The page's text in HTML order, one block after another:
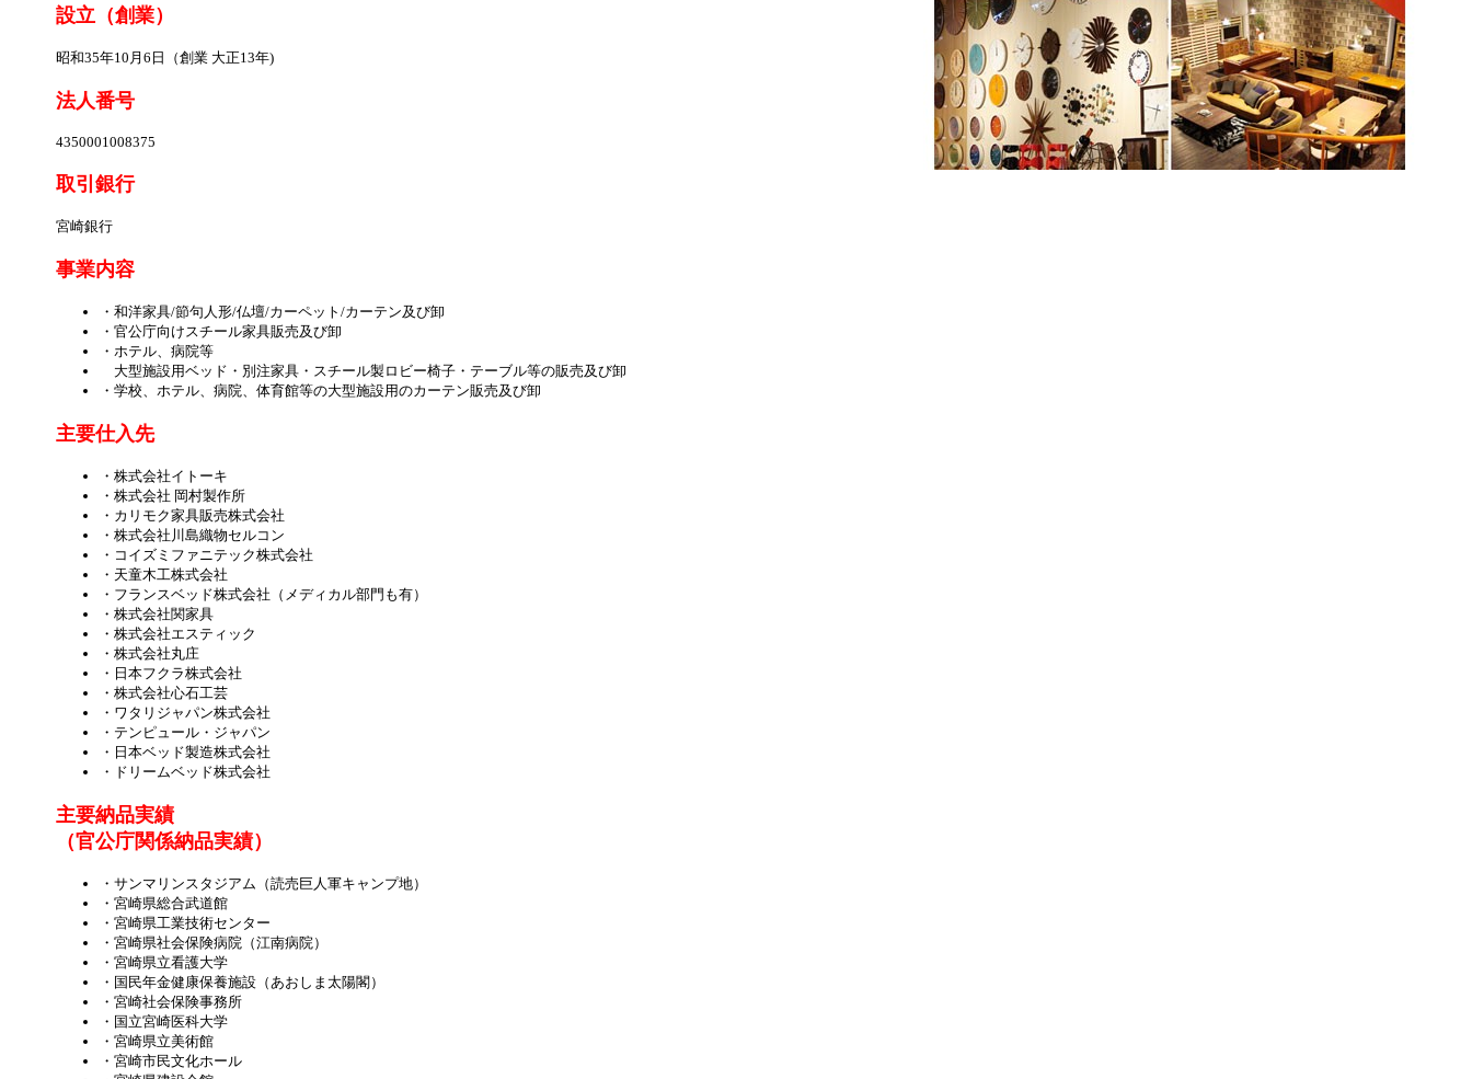
設立（創業）
昭和35年10月6日（創業 大正13年)
法人番号
4350001008375
取引銀行
宮崎銀行
事業内容
・和洋家具/節句人形/仏壇/カーペット/カーテン及び卸
・官公庁向けスチール家具販売及び卸
・ホテル、病院等
大型施設用ベッド・別注家具・スチール製ロビー椅子・テーブル等の販売及び卸
・学校、ホテル、病院、体育館等の大型施設用のカーテン販売及び卸
主要仕入先
・株式会社イトーキ
・株式会社 岡村製作所
・カリモク家具販売株式会社
・株式会社川島織物セルコン
・コイズミファニテック株式会社
・天童木工株式会社
・フランスベッド株式会社（メディカル部門も有）
・株式会社関家具
・株式会社エスティック
・株式会社丸庄
・日本フクラ株式会社
・株式会社心石工芸
・ワタリジャパン株式会社
・テンピュール・ジャパン
・日本ベッド製造株式会社
・ドリームベッド株式会社
主要納品実績
（官公庁関係納品実績）
・サンマリンスタジアム（読売巨人軍キャンプ地）
・宮崎県総合武道館
・宮崎県工業技術センター
・宮崎県社会保険病院（江南病院）
・宮崎県立看護大学
・国民年金健康保養施設（あおしま太陽閣）
・宮崎社会保険事務所
・国立宮崎医科大学
・宮崎県立美術館
・宮崎市民文化ホール